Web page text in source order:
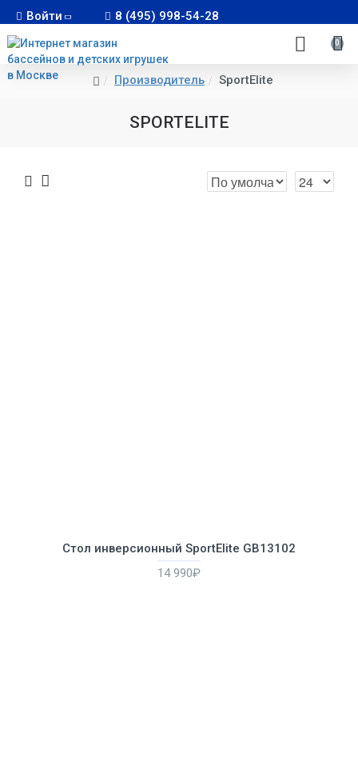
Войти 8 (495) 998-54-28
0
Производитель SportElite
SPORTELITE
Cтол инверсионный SportElite GB13102
14 990₽